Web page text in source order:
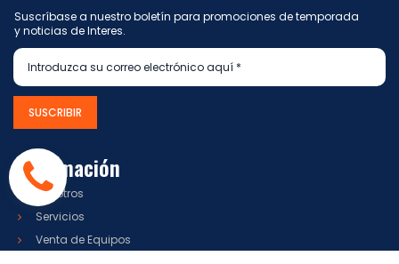
Suscríbase a nuestro boletín para promociones de temporada
y noticias de Interes.
SUSCRIBIR
Información
Nosotros
Servicios
Venta de Equipos